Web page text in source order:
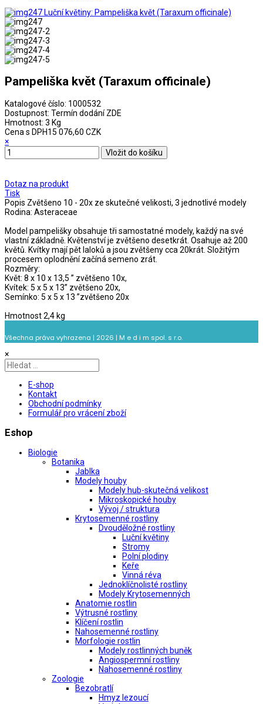
Pampeliška květ (Taraxum officinale)
Katalogové číslo: 1000532
Dostupnost: Termín dodání ZDE
Hmotnost: 3 Kg
Cena s DPH15 076,60 CZK
×
Dotaz na produkt
Tisk
Popis Zvětšeno 10 - 20x ze skutečné velikosti, 3 jednotlivé modely
Rodina: Asteraceae
Model pampelišky obsahuje tři samostatné modely, každý na své
vlastní základně. Květenství je zvětšeno desetkrát. Osahuje až 200
květů. Kvítky mají pět laloků a jsou zvětšeny cca 20krát. Složitým
procesem oplodnění začíná semeno zrát.
Rozměry:
Květ: 8 x 10 x 13,5 ” zvětšeno 10x,
Kvítek: 5 x 5 x 13” zvětšeno 20x,
Semínko: 5 x 5 x 13 ”zvětšeno 20x
Hmotnost 2,4 kg
Všechna práva vyhrazena | 2026 | M e d i m spol. s r.o.
×
E-shop
Kontakt
Obchodní podmínky
Formulář pro vrácení zboží
Eshop
Biologie
Botanika
Jablka
Modely houby
Modely hub-skutečná velikost
Mikroskopické houby
Vývoj / struktura
Krytosemenné rostliny
Dvouděložné rostliny
Luční květiny
Stromy
Polní plodiny
Keře
Vinná réva
Jednoklíčnolisté rostliny
Modely Krytosemenných
Anatomie rostlin
Výtrusné rostliny
Klíčení rostlin
Nahosemenné rostliny
Morfologie rostlin
Modely rostlinných buněk
Angiospermní rostliny
Nahosemenné rostliny
Zoologie
Bezobratlí
Hmyz lezoucí